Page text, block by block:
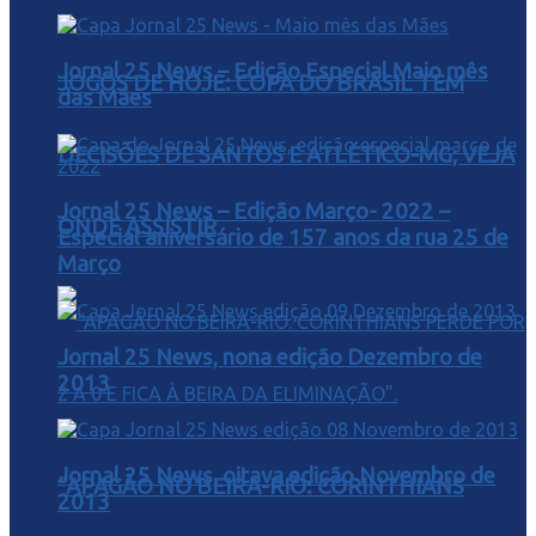
JOGOS DE HOJE: COPA DO BRASIL TEM
DECISÕES DE SANTOS E ATLÉTICO-MG; VEJA
ONDE ASSISTIR
“APAGÃO NO BEIRA-RIO: CORINTHIANS
Jornal 25 News – Edição Especial Maio mês
das Mães
Jornal 25 News – Edição Março- 2022 –
Especial aniversário de 157 anos da rua 25 de
Março
Jornal 25 News, nona edição Dezembro de
2013
Jornal 25 News, oitava edição Novembro de
2013